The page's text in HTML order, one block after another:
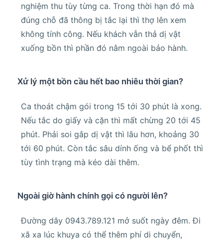
nghiệm thu tùy từng ca. Trong thời hạn đó mà
đúng chỗ đã thông bị tắc lại thì thợ lên xem
không tính công. Nếu khách vẫn thả dị vật
xuống bồn thì phần đó nằm ngoài bảo hành.
Xử lý một bồn cầu hết bao nhiêu thời gian?
Ca thoát chậm gói trong 15 tới 30 phút là xong.
Nếu tắc do giấy và cặn thì mất chừng 20 tới 45
phút. Phải soi gắp dị vật thì lâu hơn, khoảng 30
tới 60 phút. Còn tắc sâu dính ống và bể phốt thì
tùy tình trạng mà kéo dài thêm.
Ngoài giờ hành chính gọi có người lên?
Đường dây 0943.789.121 mở suốt ngày đêm. Đi
xã xa lúc khuya có thể thêm phí di chuyển,